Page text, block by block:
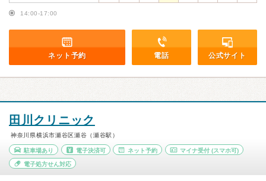
14:00-17:00
ネット予約 電話 公式サイト
田川クリニック
神奈川県横浜市瀬谷区瀬谷（瀬谷駅）
駐車場あり 電子決済可 ネット予約 マイナ受付 (スマホ可)
電子処方せん対応